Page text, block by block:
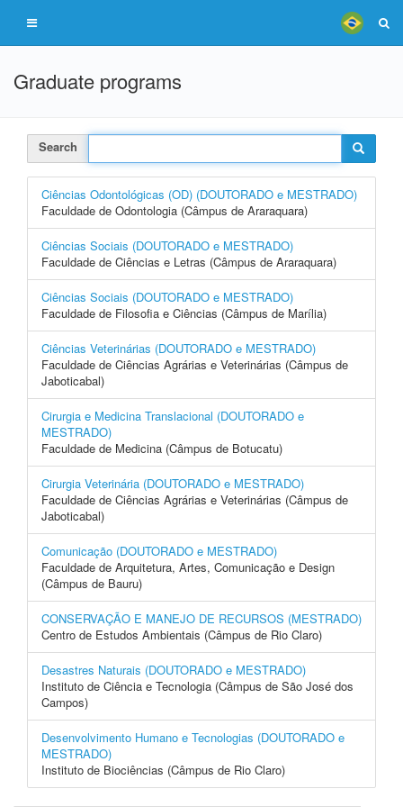
Graduate programs
Search
Ciências Odontológicas (OD) (DOUTORADO e MESTRADO)
Faculdade de Odontologia (Câmpus de Araraquara)
Ciências Sociais (DOUTORADO e MESTRADO)
Faculdade de Ciências e Letras (Câmpus de Araraquara)
Ciências Sociais (DOUTORADO e MESTRADO)
Faculdade de Filosofia e Ciências (Câmpus de Marília)
Ciências Veterinárias (DOUTORADO e MESTRADO)
Faculdade de Ciências Agrárias e Veterinárias (Câmpus de
Jaboticabal)
Cirurgia e Medicina Translacional (DOUTORADO e
MESTRADO)
Faculdade de Medicina (Câmpus de Botucatu)
Cirurgia Veterinária (DOUTORADO e MESTRADO)
Faculdade de Ciências Agrárias e Veterinárias (Câmpus de
Jaboticabal)
Comunicação (DOUTORADO e MESTRADO)
Faculdade de Arquitetura, Artes, Comunicação e Design
(Câmpus de Bauru)
CONSERVAÇÃO E MANEJO DE RECURSOS (MESTRADO)
Centro de Estudos Ambientais (Câmpus de Rio Claro)
Desastres Naturais (DOUTORADO e MESTRADO)
Instituto de Ciência e Tecnologia (Câmpus de São José dos
Campos)
Desenvolvimento Humano e Tecnologias (DOUTORADO e
MESTRADO)
Instituto de Biociências (Câmpus de Rio Claro)